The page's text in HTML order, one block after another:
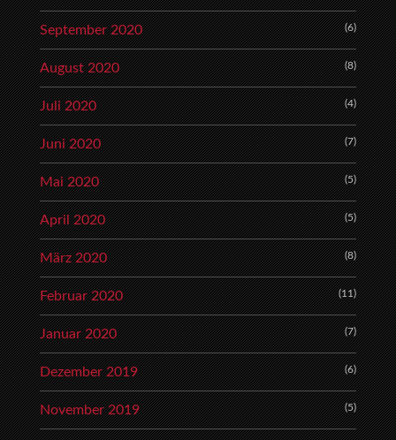
September 2020 (6)
August 2020 (8)
Juli 2020 (4)
Juni 2020 (7)
Mai 2020 (5)
April 2020 (5)
März 2020 (8)
Februar 2020 (11)
Januar 2020 (7)
Dezember 2019 (6)
November 2019 (5)